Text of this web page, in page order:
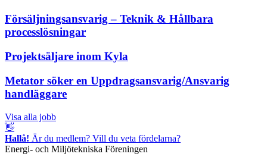
Försäljningsansvarig – Teknik & Hållbara
processlösningar
Projektsäljare inom Kyla
Metator söker en Uppdragsansvarig/Ansvarig
handläggare
Visa alla jobb
👋
Hallå! Är du medlem? Vill du veta fördelarna?
Energi- och Miljötekniska Föreningen